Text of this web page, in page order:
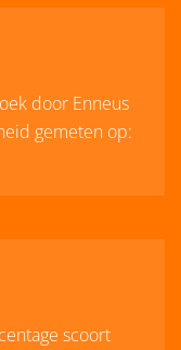
door Enneus
gemeten op:
scoort